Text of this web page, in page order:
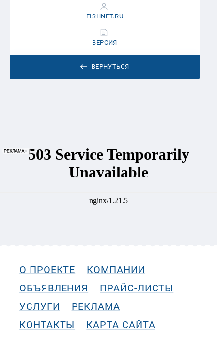
ВЕРНУТЬСЯ
FISHNET.RU
ВЕРСИЯ
О ПРОЕКТЕ
КОМПАНИИ
ОБЪЯВЛЕНИЯ
ПРАЙС-ЛИСТЫ
УСЛУГИ
РЕКЛАМА
КОНТАКТЫ
КАРТА САЙТА